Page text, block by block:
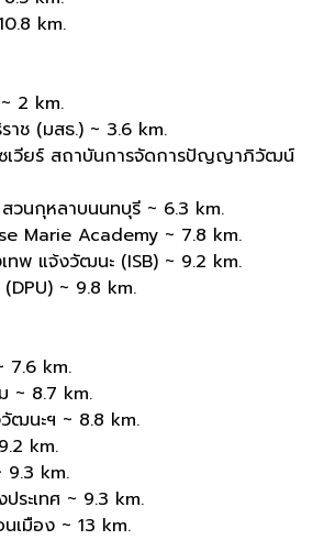
km.
2 km.
าช (มสธ.) ~ 3.6 km.
ซเวียร์ สถาบันการจัดการปัญญาภิวัฒน์
วนกุหลาบนนทบุรี ~ 6.3 km.
Marie Academy ~ 7.8 km.
ทพ แจ้งวัฒนะ (ISB) ~ 9.2 km.
~ 9.8 km.
7.6 km.
~ 8.7 km.
ฒนะฯ ~ 8.8 km.
km.
9.3 km.
ระเทศ ~ 9.3 km.
เมือง ~ 13 km.